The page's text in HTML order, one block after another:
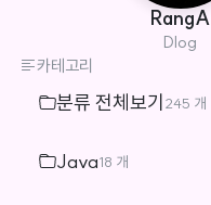
RangA
Dlog
카테고리
분류 전체보기 245 개
Java18 개